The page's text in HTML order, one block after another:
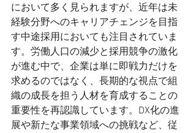
において多く見られますが、近年は未
経験分野へのキャリアチェンジを目指
す中途採用においても注目されていま
す。労働人口の減少と採用競争の激化
が進む中で、企業は単に即戦力だけを
求めるのではなく、長期的な視点で組
織の成長を担う人材を育成することの
重要性を再認識しています。DX化の進
展や新たな事業領域への挑戦など、従